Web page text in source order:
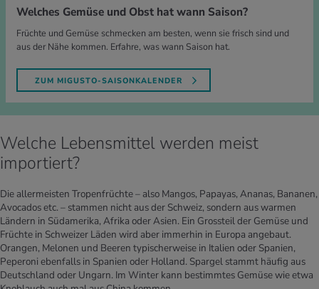
Welches Gemüse und Obst hat wann Saison?
Früchte und Gemüse schmecken am besten, wenn sie frisch sind und
aus der Nähe kommen. Erfahre, was wann Saison hat.
ZUM MIGUSTO-SAISONKALENDER
Welche Lebensmittel werden meist
importiert?
Die allermeisten Tropenfrüchte – also Mangos, Papayas, Ananas, Bananen,
Avocados etc. – stammen nicht aus der Schweiz, sondern aus warmen
Ländern in Südamerika, Afrika oder Asien. Ein Grossteil der Gemüse und
Früchte in Schweizer Läden wird aber immerhin in Europa angebaut.
Orangen, Melonen und Beeren typischerweise in Italien oder Spanien,
Peperoni ebenfalls in Spanien oder Holland. Spargel stammt häufig aus
Deutschland oder Ungarn. Im Winter kann bestimmtes Gemüse wie etwa